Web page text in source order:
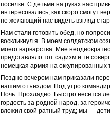
поселке. С детьми на руках нас
интересовались, как скоро смогут
не желающий нас видеть взгляд
Нам стали готовить обед, но
воскликнул я. В моем солдатском
моего варварства. Мне
представляло тот садизм и те
немецкая армия на оккупированных
Поздно вечером нам приказали
нашим отъездом. Под утро
Ночь. Прохладно. Быстро несется
гордость за родной народ, за
вложил свой ратный труд; мы —